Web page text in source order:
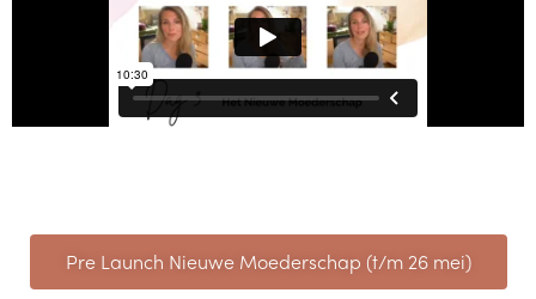
Pre Launch Nieuwe Moederschap (t/m 26 mei)